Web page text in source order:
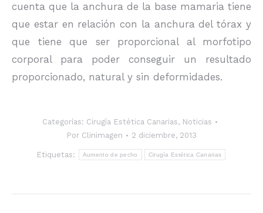
cuenta que la anchura de la base mamaria tiene
que estar en relación con la anchura del tórax y
que tiene que ser proporcional al morfotipo
corporal para poder conseguir un resultado
proporcionado, natural y sin deformidades.
Categorías: Cirugía Estética Canarias, Noticias
Por Clinimagen 2 diciembre, 2013
Etiquetas: Aumento de pecho Cirugía Estética Canarias